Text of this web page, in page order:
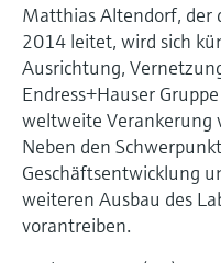
Alle ansehen
Matthias Altendorf, der
2014 leitet, wird sich
Ausrichtung,
Endress+Hauser
weltweite Verankerung
Neben den
Geschäftsentwicklung
weiteren Ausbau des
vorantreiben.